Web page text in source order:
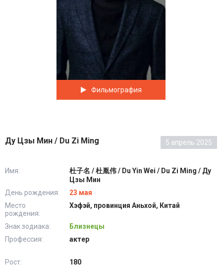
Фильмография
Ду Цзы Мин / Du Zi Ming 5 апрель 2025
Имя:
杜子名 / 杜胤伟 / Du Yin Wei / Du Zi Ming / Ду
Цзы Мин
День рождения:
23 мая
Место
рождения:
Хэфэй, провинция Аньхой, Китай
Знак зодиака:
Близнецы
Профессия:
актер
Рост:
180